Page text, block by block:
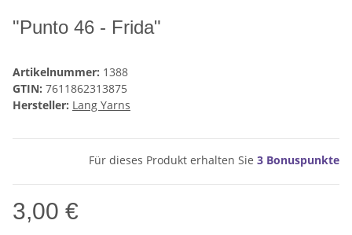
"Punto 46 - Frida"
Artikelnummer: 1388
GTIN: 7611862313875
Hersteller: Lang Yarns
Für dieses Produkt erhalten Sie 3 Bonuspunkte
3,00 €